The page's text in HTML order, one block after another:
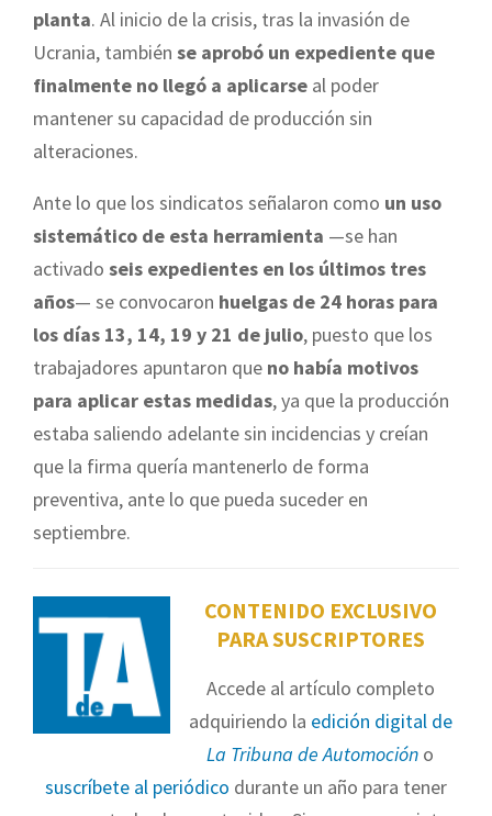
planta. Al inicio de la crisis, tras la invasión de
Ucrania, también se aprobó un expediente que
finalmente no llegó a aplicarse al poder
mantener su capacidad de producción sin
alteraciones.
Ante lo que los sindicatos señalaron como un uso
sistemático de esta herramienta —se han
activado seis expedientes en los últimos tres
años— se convocaron huelgas de 24 horas para
los días 13, 14, 19 y 21 de julio, puesto que los
trabajadores apuntaron que no había motivos
para aplicar estas medidas, ya que la producción
estaba saliendo adelante sin incidencias y creían
que la firma quería mantenerlo de forma
preventiva, ante lo que pueda suceder en
septiembre.
CONTENIDO EXCLUSIVO
PARA SUSCRIPTORES
Accede al artículo completo
adquiriendo la edición digital de
La Tribuna de Automoción o
suscríbete al periódico durante un año para tener